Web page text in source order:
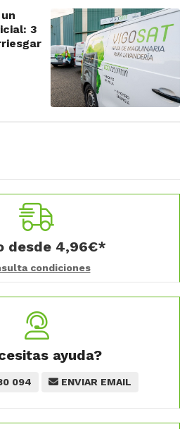
3
desde 4,96€*
condiciones
ayuda?
094 ENVIAR EMAIL